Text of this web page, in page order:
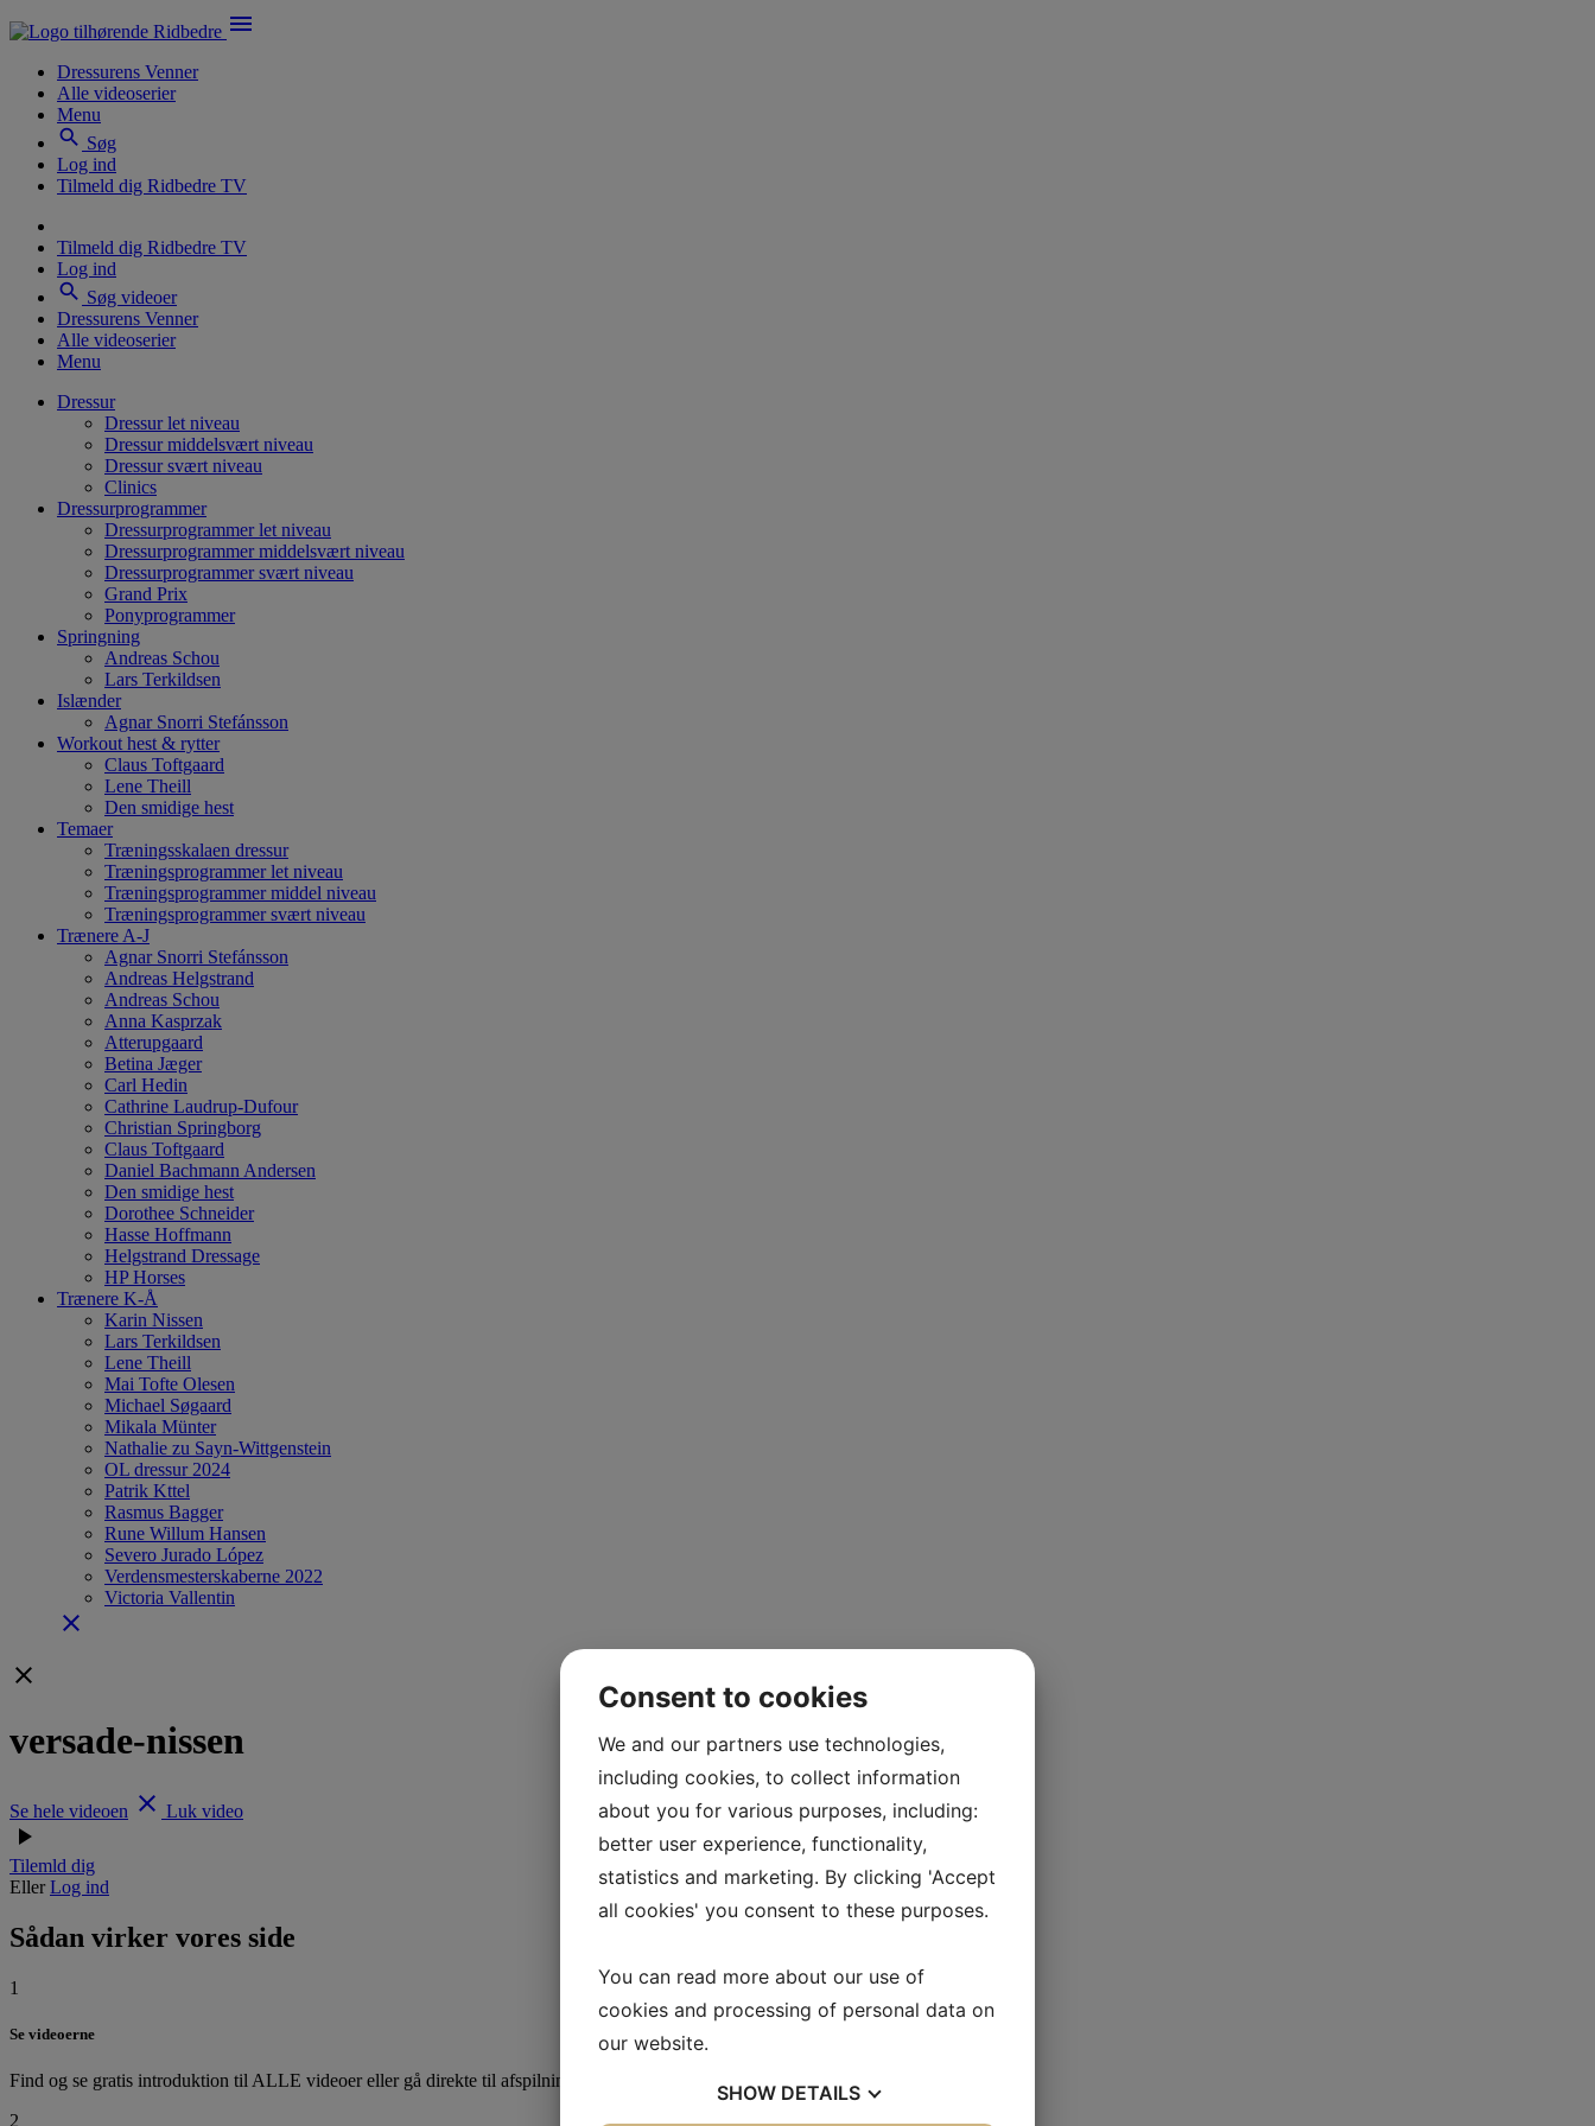
menu
Dressurens Venner
Alle videoserier
Menu
search Søg
Log ind
Tilmeld dig Ridbedre TV
Tilmeld dig Ridbedre TV
Log ind
search Søg videoer
Dressurens Venner
Alle videoserier
Menu
Dressur
Dressur let niveau
Dressur middelsvært niveau
Dressur svært niveau
Clinics
Dressurprogrammer
Dressurprogrammer let niveau
Dressurprogrammer middelsvært niveau
Dressurprogrammer svært niveau
Grand Prix
Ponyprogrammer
Springning
Andreas Schou
Lars Terkildsen
Islænder
Agnar Snorri Stefánsson
Workout hest & rytter
Claus Toftgaard
Lene Theill
Den smidige hest
Temaer
Træningsskalaen dressur
Træningsprogrammer let niveau
Træningsprogrammer middel niveau
Træningsprogrammer svært niveau
Trænere A-J
Agnar Snorri Stefánsson
Andreas Helgstrand
Andreas Schou
Anna Kasprzak
Atterupgaard
Betina Jæger
Carl Hedin
Cathrine Laudrup-Dufour
Christian Springborg
Claus Toftgaard
Daniel Bachmann Andersen
Den smidige hest
Dorothee Schneider
Hasse Hoffmann
Helgstrand Dressage
HP Horses
Trænere K-Å
Karin Nissen
Lars Terkildsen
Lene Theill
Mai Tofte Olesen
Michael Søgaard
Mikala Münter
Nathalie zu Sayn-Wittgenstein
OL dressur 2024
Patrik Kttel
Rasmus Bagger
Rune Willum Hansen
Severo Jurado López
Verdensmesterskaberne 2022
Victoria Vallentin
close
clear
versade-nissen
Se hele videoen clear Luk video
play_arrow
Tilemld dig
EllerLog ind
Sådan virker vores side
1
Se videoerne
Find og se gratis introduktion til ALLE videoer eller gå direkte til afspilning af hele videoen ved at tilmelde dig
2
Consent to cookies
We and our partners use technologies,
including cookies, to collect information
about you for various purposes, including:
better user experience, functionality,
statistics and marketing. By clicking 'Accept
all cookies' you consent to these purposes.
You can read more about our use of
cookies and processing of personal data on
our website.
SHOW DETAILS